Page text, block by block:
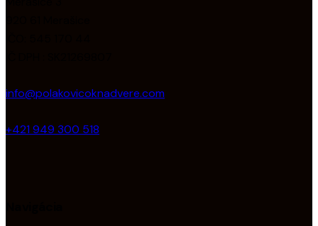
info@polakovicoknadvere.com
+421 949 300 518